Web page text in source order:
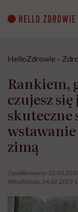
content
HelloZdrowie ›
Rankiem,
czujesz
skuteczne
wstawanie
zimą
Opublikowano:
Aktualizacja: 24.02.2023